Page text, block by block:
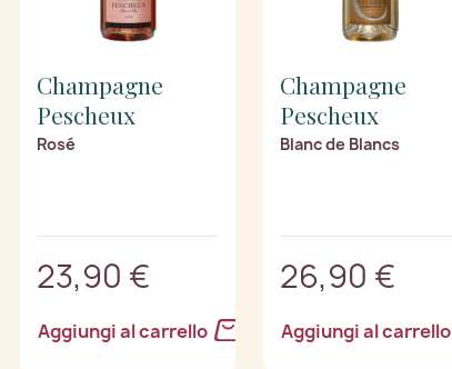
Champagne
Pescheux
Rosé
23,90 €
Aggiungi al carrello
Champagne
Pescheux
Blanc de Blancs
26,90 €
Aggiungi al carrello